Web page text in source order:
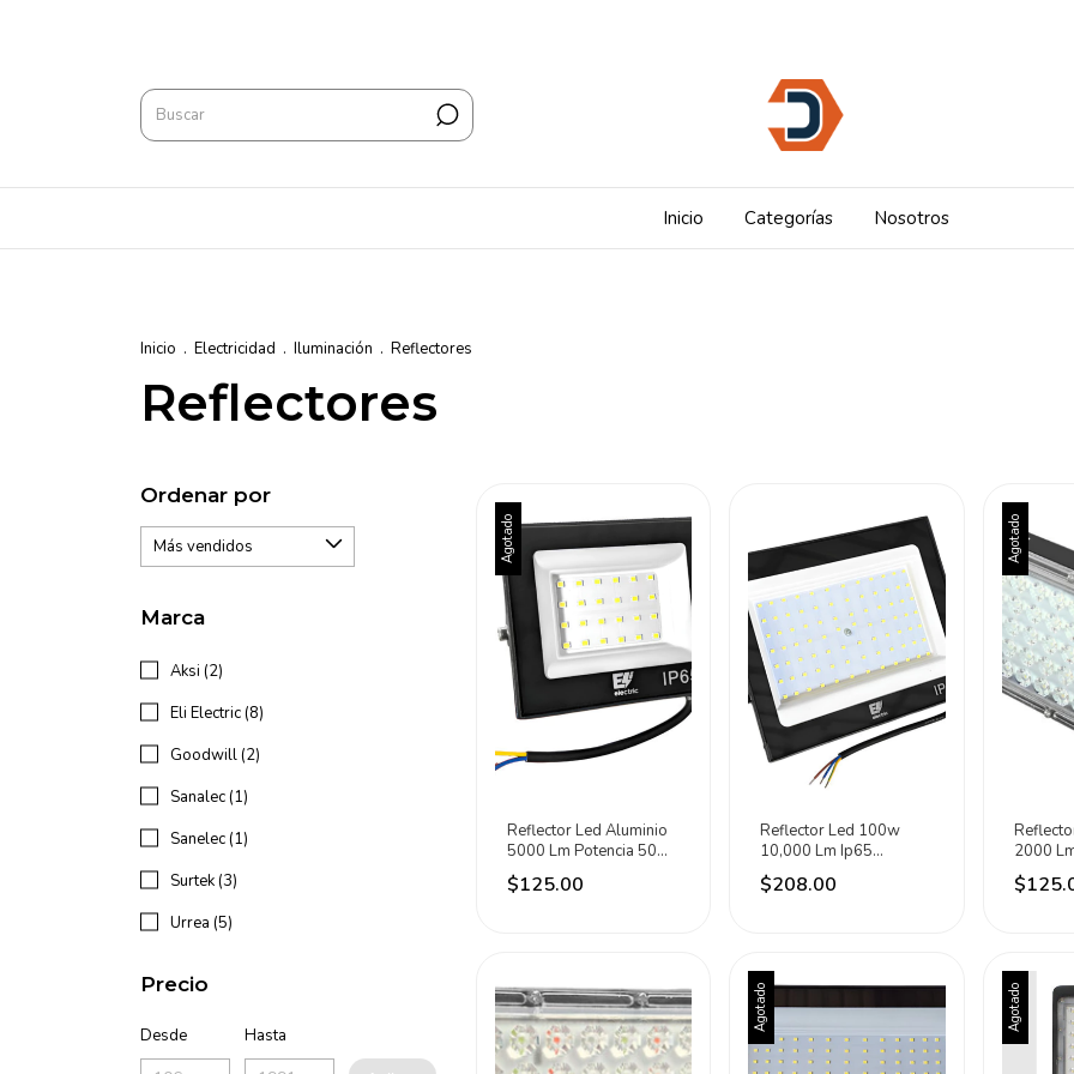
Inicio Categorías Nosotros
Inicio . Electricidad . Iluminación . Reflectores
Reflectores
Ordenar por
Marca
Aksi (2)
Eli Electric (8)
Goodwill (2)
Sanalec (1)
Sanelec (1)
Surtek (3)
Urrea (5)
Precio
Desde Hasta
Agotado
Reflector Led Aluminio
5000 Lm Potencia 50w
Eli Electric Negro 6500k
$125.00
Reflector Led 100w
10,000 Lm Ip65
Aluminio Eli Electric
Negro Fría
$208.00
Agotado
2000
Eli
(6500k)
Agotado Agotado